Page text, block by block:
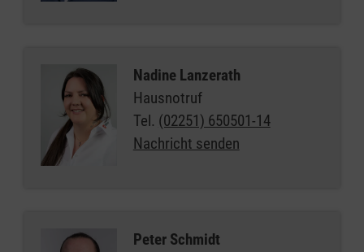
Nadine Lanzerath
Hausnotruf
Tel. (02251) 650501-14
Nachricht senden
Peter Schmidt